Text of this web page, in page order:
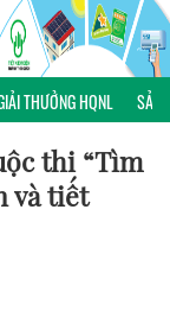
THƯỞNG HQNL SẢN
thi “Tìm
và tiết